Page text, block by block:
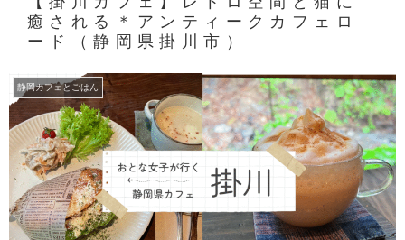
癒される＊アンティークカフェロ
ード（静岡県掛川市）
静岡カフェとごはん